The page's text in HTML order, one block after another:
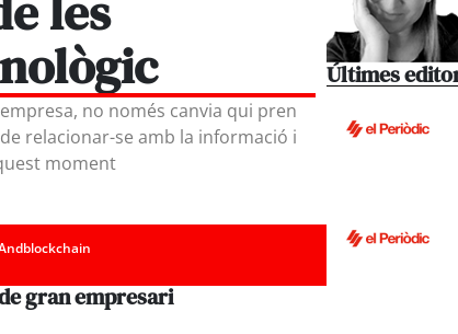
no només canvia qui pren
relacionar-se amb la informació i
moment
gran empresari
Últimes